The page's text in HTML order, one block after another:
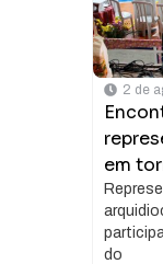
2 de
em
do